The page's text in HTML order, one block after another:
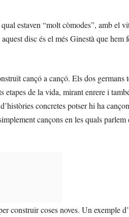
estaven “molt còmodes”, amb el
disc és el més Ginestà que hem
cançó a cançó. Els dos
de la vida, mirant enrere i
concretes potser hi ha
cançons en les quals parlem
construir coses noves. Un exemple